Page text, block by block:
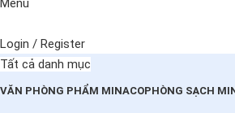
Menu
Login / Register
Tất cả danh mục
VĂN PHÒNG PHẨM MINACOPHÒNG SẠCH